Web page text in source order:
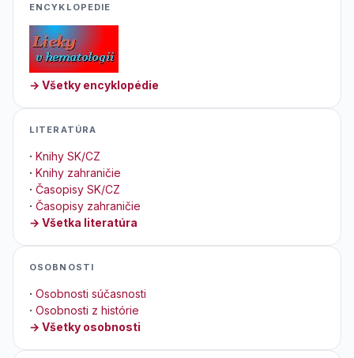
ENCYKLOPEDIE
→ Všetky encyklopédie
LITERATÚRA
· Knihy SK/CZ
· Knihy zahraničie
· Časopisy SK/CZ
· Časopisy zahraničie
→ Všetka literatúra
OSOBNOSTI
· Osobnosti súčasnosti
· Osobnosti z histórie
→ Všetky osobnosti